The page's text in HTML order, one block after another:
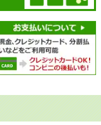
全自動給水対応可
専用スイッチ対応
るので配管詰まりが起こりに
水する全自動給水タイプで
オープン価格